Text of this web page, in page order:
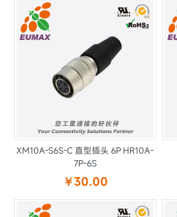
XM10A-S6S-C 直型插头 6P HR10A-
7P-6S
￥30.00